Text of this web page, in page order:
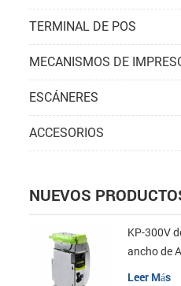
TERMINAL DE POS
MECANISMOS DE
ESCÁNERES
ACCESORIOS
NUEVOS
KP-300V
ancho de
la
Leer Más